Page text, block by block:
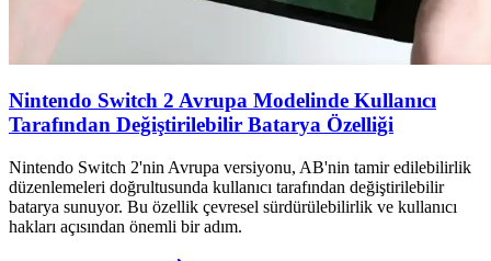
Nintendo Switch 2 Avrupa Modelinde Kullanıcı
Tarafından Değiştirilebilir Batarya Özelliği
Nintendo Switch 2'nin Avrupa versiyonu, AB'nin tamir edilebilirlik
düzenlemeleri doğrultusunda kullanıcı tarafından değiştirilebilir
batarya sunuyor. Bu özellik çevresel sürdürülebilirlik ve kullanıcı
hakları açısından önemli bir adım.